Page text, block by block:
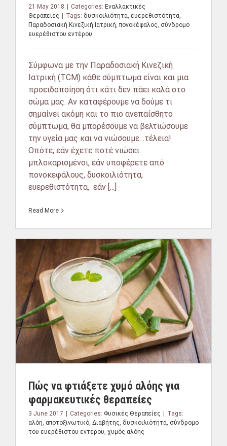
21 May 2018 Categories: Εναλλακτικές
Θεραπείες
Tags: δυσκοιλιότητα, ευερεθιστότητα,
Παραδοσιακή Κινεζική Ιατρική,πονοκέφαλος, σύνδρομο
ευερέθιστου εντέρου
Σύμφωνα με την Παραδοσιακή Κινεζική
Ιατρική (TCM) κάθε σύμπτωμα είναι και μια
προειδοποίηση ότι κάτι δεν πάει καλά στο
σώμα μας. Αν καταφέρουμε να δούμε τι
σημαίνει ακόμη και το πιο ανεπαίσθητο
σύμπτωμα, θα μπορέσουμε να βελτιώσουμε
την υγεία μας και να νιώσουμε…τέλεια!
Οπότε, εάν έχετε ποτέ νιώσει
μπλοκαρισμένοι, εάν υποφέρετε από
πονοκεφάλους, δυσκοιλιότητα,
ευερεθιστότητα, εάν [...]
Read More
Πώς να φτιάξετε χυμό αλόης για
φαρμακευτικές θεραπείες
3 June 2017 | Categories: Φυσικές Θεραπείες | Tags:
αλόη αποτοξινωτικό Διαβήτης δυσκοιλιότητα σύνδρομο
του ευερέθιστου εντέρου χυμός αλόης